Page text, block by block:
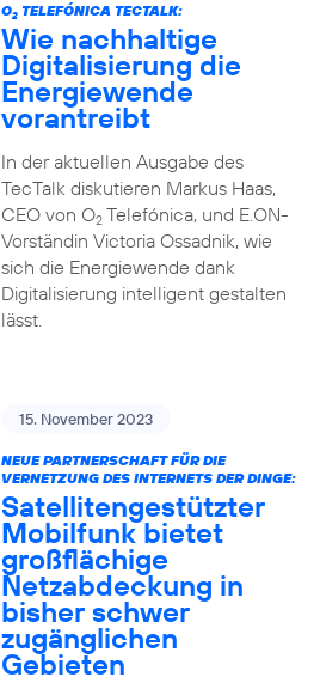
O2TELEFÓNICA TECTALK:
Wie nachhaltige
Digitalisierung die
Energiewende
vorantreibt
In der aktuellen Ausgabe des
TecTalk diskutieren Markus Haas,
CEO von O2Telefónica, und E.ON-
Vorständin Victoria Ossadnik, wie
sich die Energiewende dank
Digitalisierung intelligent gestalten
lässt.
15. November 2023
NEUE PARTNERSCHAFT FÜR DIE
VERNETZUNG DES INTERNETS DER DINGE:
Satellitengestützter
Mobilfunk bietet
großflächige
Netzabdeckung in
bisher schwer
zugänglichen
Gebieten